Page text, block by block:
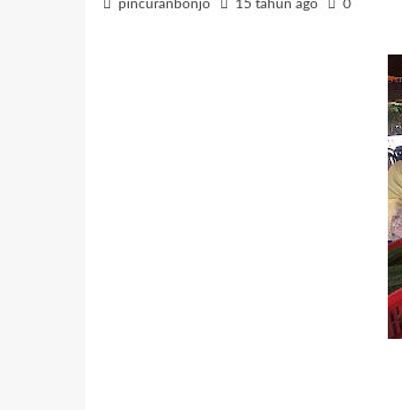
pincuranbonjo 15 tahun ago 0